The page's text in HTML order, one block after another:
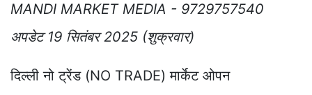
MANDI MARKET MEDIA - 9729757540
अपडेट 19 सितंबर 2025 (शुक्रवार)
दिल्ली नो ट्रेंड (NO TRADE) मार्केट ओपन